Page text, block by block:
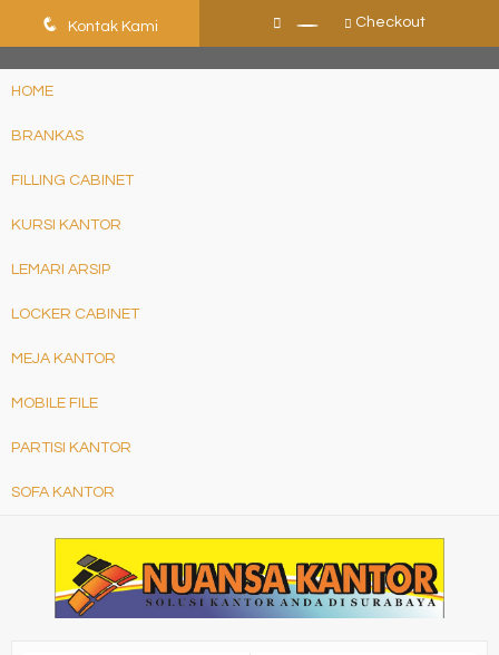
q Kontak Kami Checkout
HOME
BRANKAS
FILLING CABINET
KURSI KANTOR
LEMARI ARSIP
LOCKER CABINET
MEJA KANTOR
MOBILE FILE
PARTISI KANTOR
SOFA KANTOR